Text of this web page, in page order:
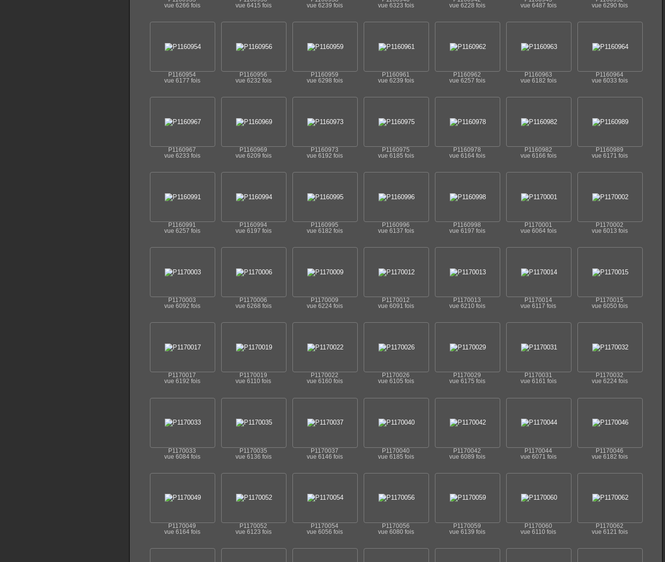
vue 6266 fois
vue 6415 fois
vue 6239 fois
vue 6323 fois
vue 6228 fois
vue 6487 fois
vue 6290 fois
P1160954
vue 6177 fois
P1160956
vue 6232 fois
P1160959
vue 6298 fois
P1160961
vue 6239 fois
P1160962
vue 6257 fois
P1160963
vue 6182 fois
P1160964
vue 6033 fois
P1160967
vue 6233 fois
P1160969
vue 6209 fois
P1160973
vue 6192 fois
P1160975
vue 6185 fois
P1160978
vue 6164 fois
P1160982
vue 6166 fois
P1160989
vue 6171 fois
P1160991
vue 6257 fois
P1160994
vue 6197 fois
P1160995
vue 6182 fois
P1160996
vue 6137 fois
P1160998
vue 6197 fois
P1170001
vue 6064 fois
P1170002
vue 6013 fois
P1170003
vue 6092 fois
P1170006
vue 6268 fois
P1170009
vue 6224 fois
P1170012
vue 6091 fois
P1170013
vue 6210 fois
P1170014
vue 6117 fois
P1170015
vue 6050 fois
P1170017
vue 6192 fois
P1170019
vue 6110 fois
P1170022
vue 6160 fois
P1170026
vue 6105 fois
P1170029
vue 6175 fois
P1170031
vue 6161 fois
P1170032
vue 6224 fois
P1170033
vue 6084 fois
P1170035
vue 6136 fois
P1170037
vue 6146 fois
P1170040
vue 6185 fois
P1170042
vue 6089 fois
P1170044
vue 6071 fois
P1170046
vue 6182 fois
P1170049
vue 6164 fois
P1170052
vue 6123 fois
P1170054
vue 6056 fois
P1170056
vue 6080 fois
P1170059
vue 6139 fois
P1170060
vue 6110 fois
P1170062
vue 6121 fois